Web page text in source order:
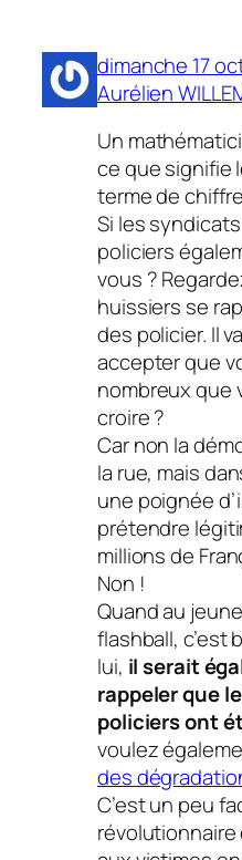
dimanche 17
Aurélien
Un
ce que signifie
terme de
Si les
policiers
vous ?
huissiers se
des policier. Il
accepter que
nombreux que
croire ?
Car non la
la rue, mais
une poignée
prétendre
millions de
Non !
Quand au
flashball, c’est
lui, il serait
rappeler que
policiers ont
voulez
des
C’est un peu